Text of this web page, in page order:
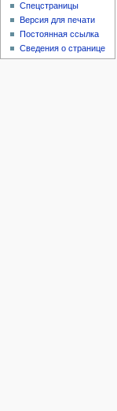
Спецстраницы
Версия для печати
Постоянная ссылка
Сведения о странице